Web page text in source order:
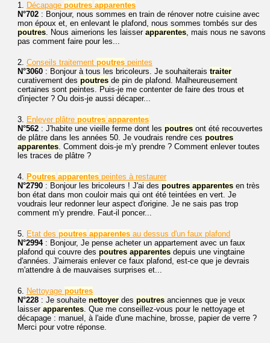
1. Décapage poutres apparentes
N°702 : Bonjour, nous sommes en train de rénover notre cuisine avec
mon époux et, en enlevant le plafond, nous sommes tombés sur des
poutres. Nous aimerions les laisser apparentes, mais nous ne savons
pas comment faire pour les...
2. Conseils traitement poutres peintes
N°3060 : Bonjour à tous les bricoleurs. Je souhaiterais traiter
curativement des poutres de pin de plafond. Malheureusement
certaines sont peintes. Puis-je me contenter de faire des trous et
d'injecter ? Ou dois-je aussi décaper...
3. Enlever plâtre poutres apparentes
N°562 : J'habite une vieille ferme dont les poutres ont été recouvertes
de plâtre dans les années 50. Je voudrais rendre ces poutres
apparentes. Comment dois-je m'y prendre ? Comment enlever toutes
les traces de plâtre ?
4. Poutres apparentes peintes à restaurer
N°2790 : Bonjour les bricoleurs ! J'ai des poutres apparentes en très
bon état dans mon couloir mais qui ont été teintées en vert. Je
voudrais leur redonner leur aspect d'origine. Je ne sais pas trop
comment m'y prendre. Faut-il poncer...
5. Etat des poutres apparentes au dessus d'un faux plafond
N°2994: Bonjour, Je pense acheter un appartement avec un faux
plafond qui couvre des poutres apparentes depuis une vingtaine
d'années. J'aimerais enlever ce faux plafond, est-ce que je devrais
m'attendre à de mauvaises surprises et...
6. Nettoyage poutres
N°228 : Je souhaite nettoyer des poutres anciennes que je veux
laisser apparentes. Que me conseillez-vous pour le nettoyage et
décapage : manuel, à l'aide d'une machine, brosse, papier de verre ?
Merci pour votre réponse.